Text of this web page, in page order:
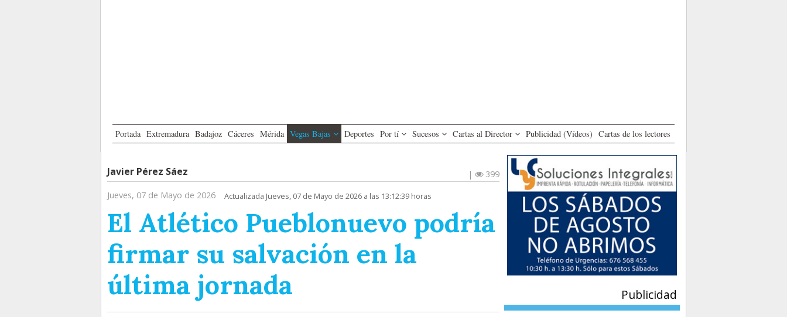
Portada Extremadura Badajoz Cáceres Mérida Vegas Bajas Deportes Por tí Sucesos Cartas al Director Publicidad (Vídeos) Cartas de los lectores
Javier Pérez Sáez |
399
Jueves, 07 de Mayo de 2026
Actualizada Jueves, 07 de Mayo de 2026 a las 13:12:39 horas
El Atlético Pueblonuevo podría
firmar su salvación en la
última jornada
Publicidad